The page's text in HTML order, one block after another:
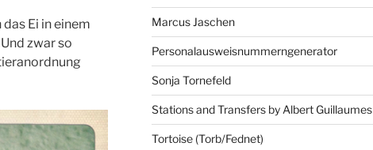
Ei in einem
zwar so
Marcus Jaschen
Personalausweisnummerngenerator
Sonja Tornefeld
Stations and Transfers by Albert Guillaumes
Tortoise (Torb/Fednet)